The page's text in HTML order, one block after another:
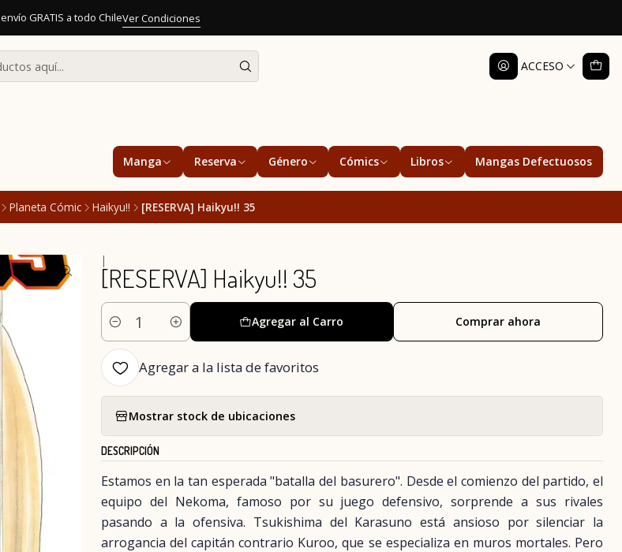
ACCESO
Manga Reserva Género Cómics Libros Mangas Defectuosos
envío GRATIS a todo ChileVer Condiciones
Planeta Cómic Haikyu!! [RESERVA] Haikyu!! 35
|
[RESERVA] Haikyu!! 35
Cantidad
Agregar al Carro Comprar ahora
Agregar a la lista de favoritos
Mostrar stock de ubicaciones
DESCRIPCIÓN
Estamos en la tan esperada "batalla del basurero". Desde el comienzo del partido, el
equipo del Nekoma, famoso por su juego defensivo, sorprende a sus rivales
pasando a la ofensiva. Tsukishima del Karasuno está ansioso por silenciar la
arrogancia del capitán contrario Kuroo, que se especializa en muros mortales. Pero